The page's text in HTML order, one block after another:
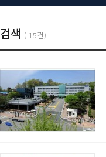
본
문
영
역
검색 목
록
( :15건)